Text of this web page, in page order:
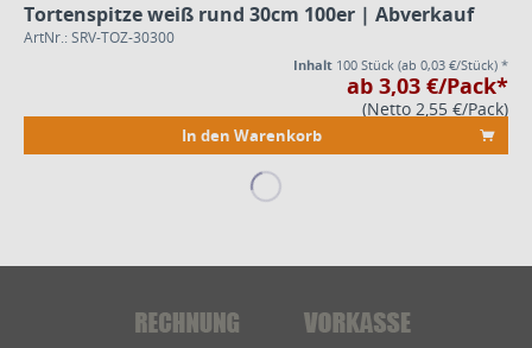
Tortenspitze weiß rund 30cm 100er | Abverkauf
ArtNr.: SRV-TOZ-30300
Inhalt 100 Stück (ab 0,03 €/Stück) *
ab 3,03 €/Pack*
(Netto 2,55 €/Pack)
In den Warenkorb